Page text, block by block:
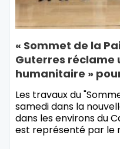
« Sommet de la
Guterres réclame
humanitaire »
Les travaux du
samedi dans la
dans les environs du
est représenté par le